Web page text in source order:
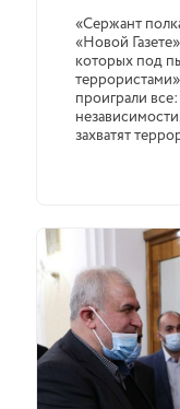
«Сержант
«Новой
которых под
проиграли
захватят